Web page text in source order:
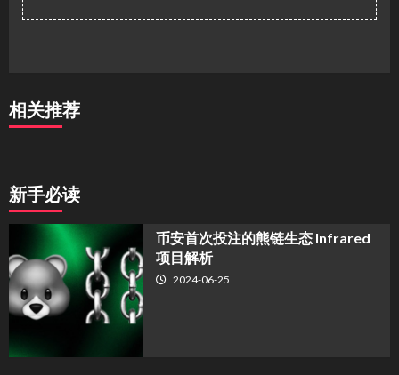
相关推荐
新手必读
币安首次投注的熊链生态 Infrared
项目解析
2024-06-25